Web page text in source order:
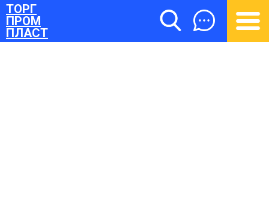
ТОРГ
ПРОМ
ПЛАСТ